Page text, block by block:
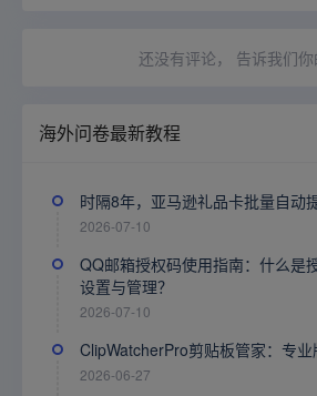
还没有评论， 告诉我们
海外问卷最新教程
时隔8年，亚马逊礼品卡批量自动
2026-07-10
QQ邮箱授权码使用指南：什么是
设置与管理？
2026-07-10
ClipWatcherPro剪贴板管家：专业
2026-06-27